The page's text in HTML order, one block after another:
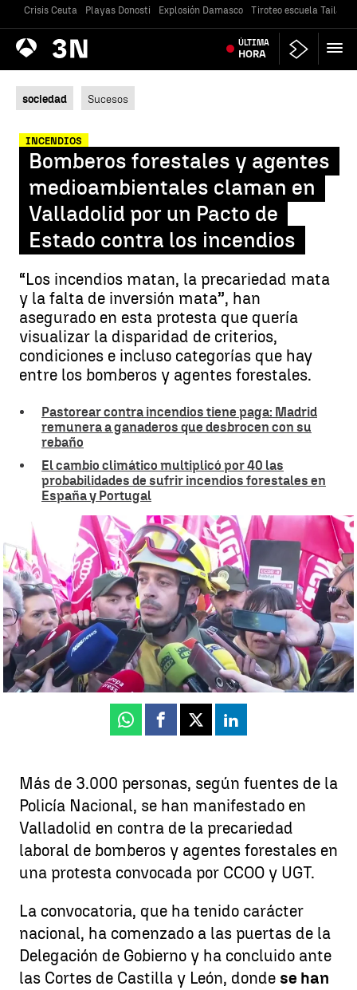
Crisis Ceuta Playas Donosti Explosión Damasco Tiroteo escuela
Antena
3 Noticias ÚLTIMA
HORA
sociedad Sucesos
INCENDIOS
Bomberos forestales y agentes
medioambientales claman en
Valladolid por un Pacto de
Estado contra los incendios
“Los incendios matan, la precariedad mata
y la falta de inversión mata”, han
asegurado en esta protesta que quería
visualizar la disparidad de criterios,
condiciones e incluso categorías que hay
entre los bomberos y agentes forestales.
Pastorear contra incendios tiene paga: Madrid
remunera a ganaderos que desbrocen con su
rebaño
El cambio climático multiplicó por 40 las
probabilidades de sufrir incendios forestales en
España y Portugal
Bomberos forestales y agentes medioambientales claman en
Valladolid por un Pacto de Estado
Susana Ahijado
Publicado:24 de septiembre de 2025, 18:43
Whatsapp
Facebook
X Linkedin
Más de 3.000 personas, según fuentes de la
Policía Nacional, se han manifestado en
Valladolid en contra de la precariedad
laboral de bomberos y agentes forestales en
una protesta convocada por CCOO y UGT.
La convocatoria, que ha tenido carácter
nacional, ha comenzado a las puertas de la
Delegación de Gobierno y ha concluido ante
las Cortes de Castilla y León, donde se han